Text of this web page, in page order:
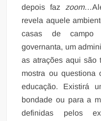
depois faz zoom
revela aquele
casas de campo
governanta, um
as atrações aqui são
mostra ou questiona
educação. Existirá
bondade ou para a
definidas pelos